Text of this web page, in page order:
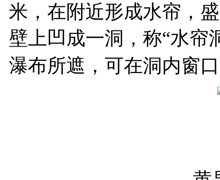
米，在附近形成水帘，
壁上凹成一洞，称“水帘
瀑布所遮，可在洞内窗